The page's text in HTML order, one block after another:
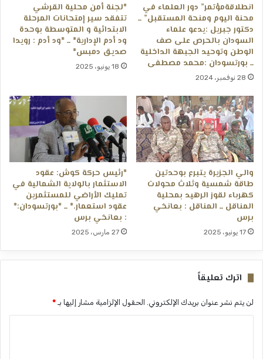
انطلاقةمؤتمر” دور العلماء في
محنة اليوم ومنحة المستقبل” ــ
دكتور جبريل :يدعو علماء
السودان بالحرص على صف
الوطن وتوحيد الجبهة الداخلية
ــ بورتسودان :محمد مصطفى
28 نوفمبر، 2024
*لجنة أمن محلية القرشي
تتفقد سير إمتحانات المرحلة
الابتدائية و المتوسطة بوحدة
ود أدم الإدارية* ــ *ود أدم : رويدا
صديق دمبس*
18 يونيو، 2025
والي الجزيرة يتبرع بوحدتين
طاقة شمسية وثلاث محولات
كهرباء لقوز الرهيد بمحلية
المناقل ــ المناقل : بعانخي
برس
17 يونيو، 2025
*رئيس حركة كوش: عقود
الاستثمار بالولاية الشمالية في
تمليك الأراضي للمستثمرين
عقود استعمار.* ــ *بورتسودان:*
: بعانخي برس
27 مارس، 2025
اترك تعليقاً
لن يتم نشر عنوان بريدك الإلكتروني. الحقول الإلزامية مشار إليها بـ *